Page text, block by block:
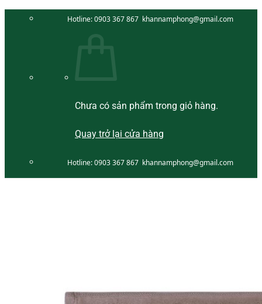
Hotline:0903 367 867 khannamphong@gmail.com
Chưa có sản phẩm trong giỏ hàng.
Quay trở lại cửa hàng
Hotline:0903 367 867 khannamphong@gmail.com
KHĂN SPA